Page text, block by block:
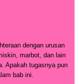
dengan urusan
marbot, dan lain
Apakah tugasnya pun
bab ini.